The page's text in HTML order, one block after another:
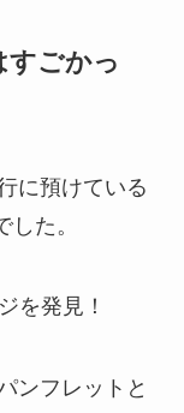
すごかっ
に預けている
た。
を発見！
ンフレットと